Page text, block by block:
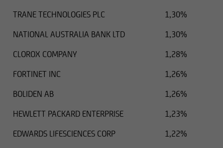
TRANE TECHNOLOGIES PLC
1,30%
NATIONAL AUSTRALIA BANK LTD
1,30%
CLOROX COMPANY
1,28%
FORTINET INC
1,26%
BOLIDEN AB
1,26%
HEWLETT PACKARD ENTERPRISE
1,23%
EDWARDS LIFESCIENCES CORP
1,22%